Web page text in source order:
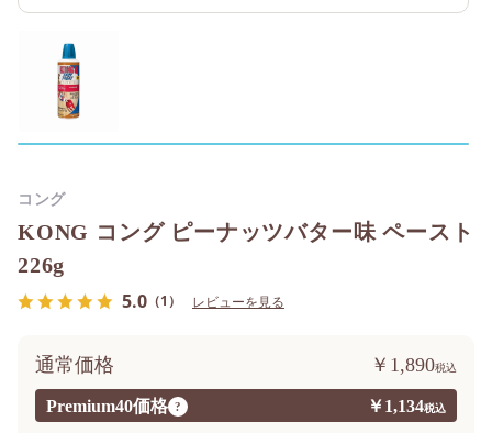
KONG コング ピーナッツバター味 ペースト
226g
5.0 （1） レビューを見る
Premium40価格 ? ￥1,134
通常価格 ￥1,890
コング